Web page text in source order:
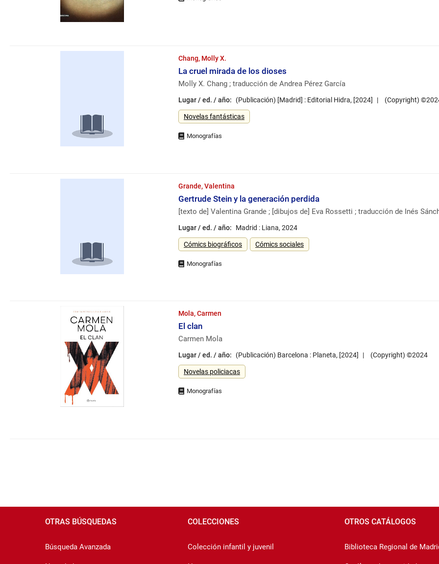
Chang, Molly X.
La cruel mirada de los dioses
Molly X. Chang ; traducción de Andrea Pérez García
Lugar / ed. / año: (Publicación) [Madrid] : Editorial Hidra, [2024]
(Copyright)
Género
Novelas fantásticas
Grande, Valentina
Gertrude Stein y la generación perdida
[texto de] Valentina Grande ; [dibujos de] Eva Rossetti ; traducción de Inés
Lugar / ed. / año:
Madrid : Liana, 2024
Género
Cómics biográficos Cómics sociales
Mola, Carmen
El clan
Carmen Mola
Lugar / ed. / año: (Publicación) Barcelona : Planeta, [2024]
(Copyright) ©2024
Género
Novelas policiacas
OTRAS BÚSQUEDAS
Búsqueda Avanzada
COLECCIONES
Colección infantil y juvenil
OTROS CATÁLOGOS
Biblioteca Regional de